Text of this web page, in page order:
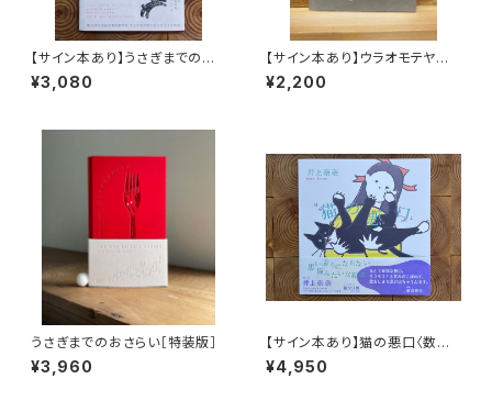
【サイン本あり】うさぎまでのお
さらい［通常版］
¥3,080
【サイン本あり】ウラオモテヤマ
ネコ
¥2,200
うさぎまでのおさらい［特装版］
¥3,960
【サイン本あり】猫の悪口〈数量
限定・オリジナルトート付き〉
¥4,950